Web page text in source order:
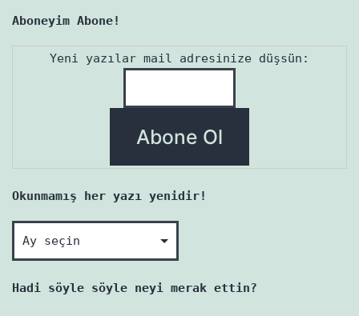
Aboneyim Abone!
Yeni yazılar mail adresinize düşsün:
Okunmamış her yazı yenidir!
Okunmamış
her
yazı
Hadi söyle söyle neyi merak ettin?